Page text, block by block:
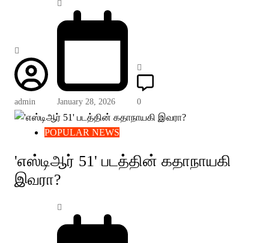
admin January 28, 2026 0
POPULAR NEWS
'எஸ்டிஆர் 51' படத்தின் கதாநாயகி
இவரா?